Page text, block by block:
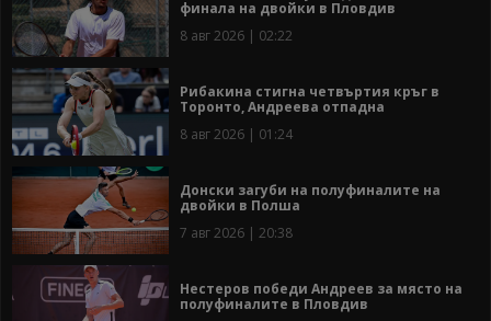
финала на двойки в Пловдив
8 авг 2026 | 02:22
Рибакина стигна четвъртия кръг в
Торонто, Андреева отпадна
8 авг 2026 | 01:24
Донски загуби на полуфиналите на
двойки в Полша
7 авг 2026 | 20:38
Нестеров победи Андреев за място на
полуфиналите в Пловдив